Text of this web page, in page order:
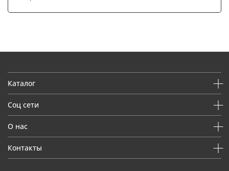
Каталог
Соц сети
О нас
Контакты